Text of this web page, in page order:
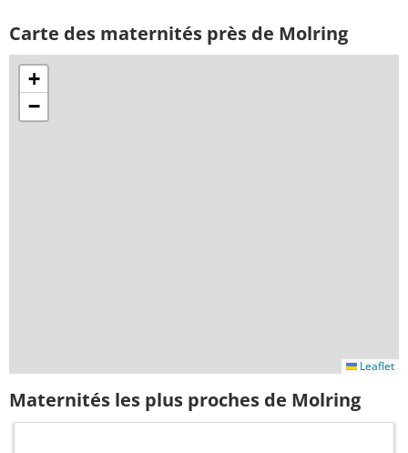
Carte des maternités près de Molring
+
−
Leaflet
Maternités les plus proches de Molring